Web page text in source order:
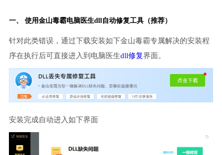
一、 使用金山毒霸电脑医生dll自动修复工具（推荐）
针对此类错误，通过下载安装如下金山毒霸专属解决的安装程
序在执行后可直接进入到电脑医生dll修复界面。
安装完成自动进入如下界面